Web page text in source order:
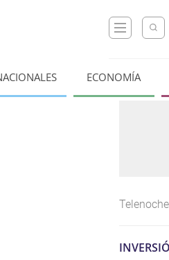
ECONOMÍA
Telenoche